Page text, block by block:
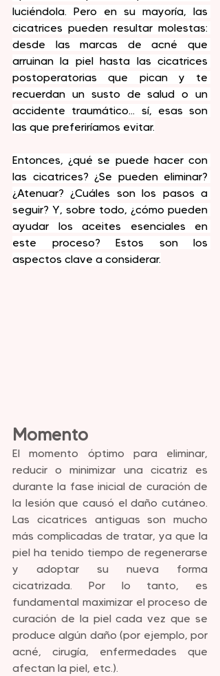
luciéndola. Pero en su mayoría, las
cicatrices pueden resultar molestas:
desde las marcas de acné que
arruinan la piel hasta las cicatrices
postoperatorias que pican y te
recuerdan un susto de salud o un
accidente traumático... sí, esas son
las que preferiríamos evitar.
Entonces, ¿qué se puede hacer con
las cicatrices? ¿Se pueden eliminar?
¿Atenuar? ¿Cuáles son los pasos a
seguir? Y, sobre todo, ¿cómo pueden
ayudar los aceites esenciales en
este proceso? Estos son los
aspectos clave a considerar.
Momento
El momento óptimo para eliminar,
reducir o minimizar una cicatriz es
durante la fase inicial de curación de
la lesión que causó el daño cutáneo.
Las cicatrices antiguas son mucho
más complicadas de tratar, ya que la
piel ha tenido tiempo de regenerarse
y adoptar su nueva forma
cicatrizada. Por lo tanto, es
fundamental maximizar el proceso de
curación de la piel cada vez que se
produce algún daño (por ejemplo, por
acné, cirugía, enfermedades que
afectan la piel, etc.).